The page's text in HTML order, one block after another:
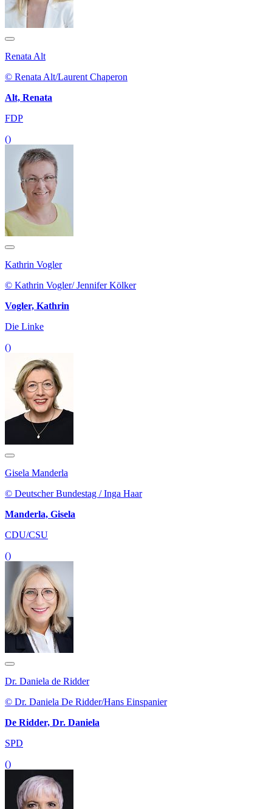
Renata Alt
© Renata Alt/Laurent Chaperon
Alt, Renata
FDP
()
Kathrin Vogler
© Kathrin Vogler/ Jennifer Kölker
Vogler, Kathrin
Die Linke
()
Gisela Manderla
© Deutscher Bundestag / Inga Haar
Manderla, Gisela
CDU/CSU
()
Dr. Daniela de Ridder
© Dr. Daniela De Ridder/Hans Einspanier
De Ridder, Dr. Daniela
SPD
()